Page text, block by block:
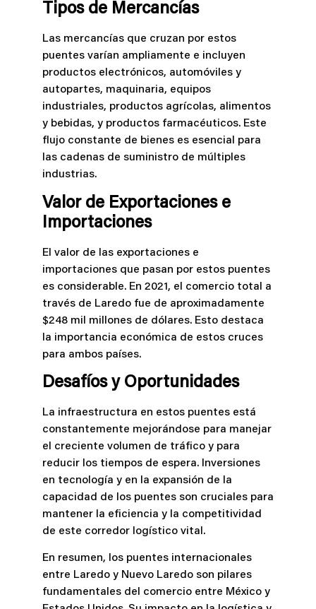
Tipos de Mercancías
Las mercancías que cruzan por estos
puentes varían ampliamente e incluyen
productos electrónicos, automóviles y
autopartes, maquinaria, equipos
industriales, productos agrícolas, alimentos
y bebidas, y productos farmacéuticos. Este
flujo constante de bienes es esencial para
las cadenas de suministro de múltiples
industrias.
Valor de Exportaciones e
Importaciones
El valor de las exportaciones e
importaciones que pasan por estos puentes
es considerable. En 2021, el comercio total a
través de Laredo fue de aproximadamente
$248 mil millones de dólares. Esto destaca
la importancia económica de estos cruces
para ambos países​.
Desafíos y Oportunidades
La infraestructura en estos puentes está
constantemente mejorándose para manejar
el creciente volumen de tráfico y para
reducir los tiempos de espera. Inversiones
en tecnología y en la expansión de la
capacidad de los puentes son cruciales para
mantener la eficiencia y la competitividad
de este corredor logístico vital.
En resumen, los puentes internacionales
entre Laredo y Nuevo Laredo son pilares
fundamentales del comercio entre México y